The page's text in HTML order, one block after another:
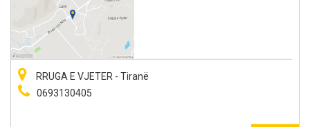
RRUGA E VJETER - Tiranë
0693130405